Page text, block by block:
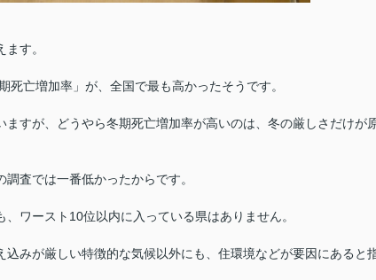
す。
亡増加率」が、全国で最も高かったそうです。
すが、どうやら冬期死亡増加率が高いのは、冬の厳しさだけが
査では一番低かったからです。
ワースト10位以内に入っている県はありません。
みが厳しい特徴的な気候以外にも、住環境などが要因にあると